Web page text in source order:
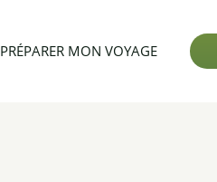
PRÉPARER MON VOYAGE